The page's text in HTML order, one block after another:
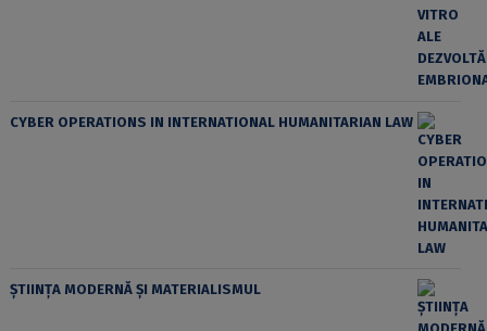
CYBER OPERATIONS IN INTERNATIONAL HUMANITARIAN LAW
ȘTIINȚA MODERNĂ ȘI MATERIALISMUL